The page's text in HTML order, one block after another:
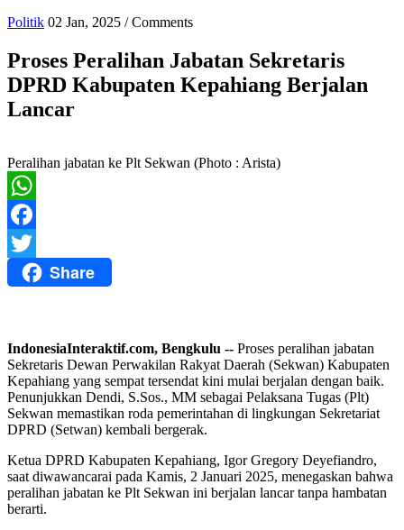
Politik 02 Jan, 2025 /Comments
Proses Peralihan Jabatan Sekretaris
DPRD Kabupaten Kepahiang Berjalan
Lancar
Peralihan jabatan ke Plt Sekwan (Photo : Arista)
WhatsApp
Facebook
Twitter Share
IndonesiaInteraktif.com, Bengkulu -- Proses peralihan jabatan
Sekretaris Dewan Perwakilan Rakyat Daerah (Sekwan) Kabupaten
Kepahiang yang sempat tersendat kini mulai berjalan dengan baik.
Penunjukkan Dendi, S.Sos., MM sebagai Pelaksana Tugas (Plt)
Sekwan memastikan roda pemerintahan di lingkungan Sekretariat
DPRD (Setwan) kembali bergerak.
Ketua DPRD Kabupaten Kepahiang, Igor Gregory Deyefiandro,
saat diwawancarai pada Kamis, 2 Januari 2025, menegaskan bahwa
peralihan jabatan ke Plt Sekwan ini berjalan lancar tanpa hambatan
berarti.